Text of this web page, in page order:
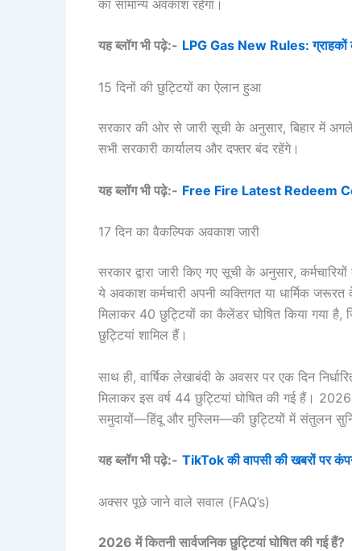
का सामान्य अवकाश रहेगा।
यह ब्लॉग भी पढ़े:- LPG Gas New Rules: ग्राहकों
15 दिनों की छुट्टियों का ऐलान हुआ
सरकार की ओर से जारी सूची के अनुसार, बिहार में
सभी सरकारी कार्यालय और दफ्तर बंद रहेंगे।
यह ब्लॉग भी पढ़े:- Free Fire Latest Redeem
17 दिन का वैकल्पिक अवकाश जारी
सरकार द्वारा जारी किए गए सूची के अनुसार,
ये अवकाश कर्मचारी अपनी व्यक्तिगत या धार्मिक
मिलाकर 40 छुट्टियों का कैलेंडर घोषित किया गया है,
छुट्टियां शामिल हैं।
साथ ही, वार्षिक लेखाबंदी के अवसर पर एक दिन
मिलाकर इस वर्ष 44 छुट्टियां घोषित की गई हैं।
समुदायों—हिंदू और मुस्लिम—की छुट्टियों में संतुलन
यह ब्लॉग भी पढ़े:- TikTok की वापसी की खबरों पर
अक्सर पूछे जाने वाले सवाल (FAQ’s)
2026 में कितनी सार्वजनिक छुट्टियां घोषित की गई हैं?